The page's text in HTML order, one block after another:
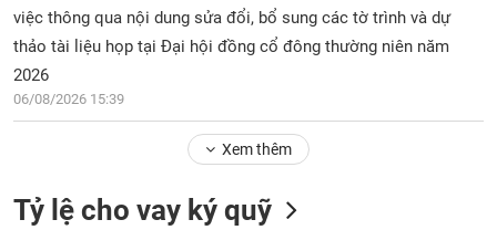
việc thông qua nội dung sửa đổi, bổ sung các tờ trình và dự
thảo tài liệu họp tại Đại hội đồng cổ đông thường niên năm
2026
06/08/2026 15:39
Xem thêm
Tỷ lệ cho vay ký quỹ